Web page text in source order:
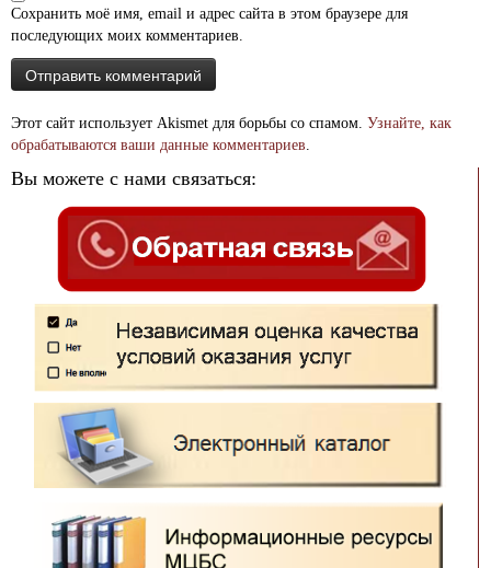
Сохранить моё имя, email и адрес сайта в этом браузере для
последующих моих комментариев.
Этот сайт использует Akismet для борьбы со спамом. Узнайте, как
обрабатываются ваши данные комментариев.
Вы можете с нами связаться: